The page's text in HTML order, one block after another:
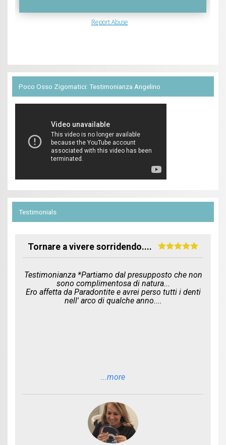
Poco Osso Zigomatici: Testimonianza Angelino
Testimonials
Tornare a vivere sorridendo....
Testimonianza *Partiamo dal presupposto che non
sono complimentosa di natura...
Ero affetta da Paradontite e avrei perso tutti i denti
nell' arco di qualche anno....
...more